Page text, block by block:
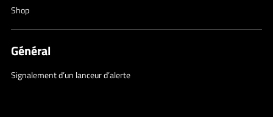
Shop
Général
Signalement d’un lanceur d’alerte